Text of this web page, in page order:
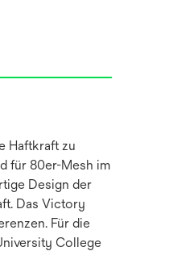
Haftkraft zu
für 80er-Mesh im
Design der
Das Victory
Für die
College